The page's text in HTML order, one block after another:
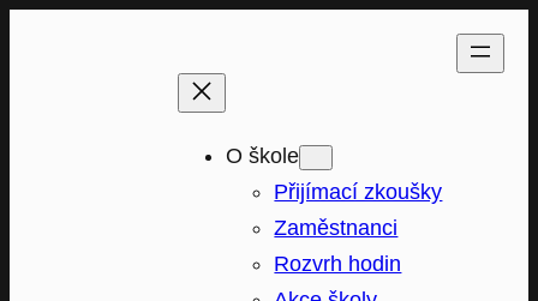
O škole
Přijímací zkoušky
Zaměstnanci
Rozvrh hodin